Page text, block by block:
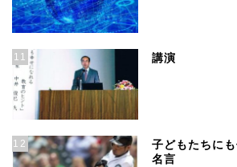
11 講演
12
子どもたちに
名言